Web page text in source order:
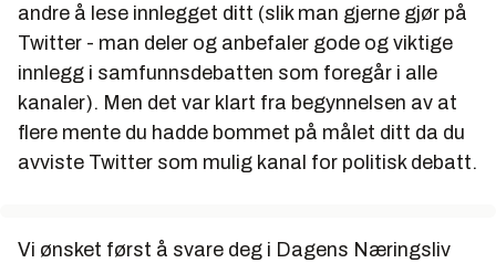
andre å lese innlegget ditt (slik man gjerne gjør på
Twitter - man deler og anbefaler gode og viktige
innlegg i samfunnsdebatten som foregår i alle
kanaler). Men det var klart fra begynnelsen av at
flere mente du hadde bommet på målet ditt da du
avviste Twitter som mulig kanal for politisk debatt.
Vi ønsket først å svare deg i Dagens Næringsliv